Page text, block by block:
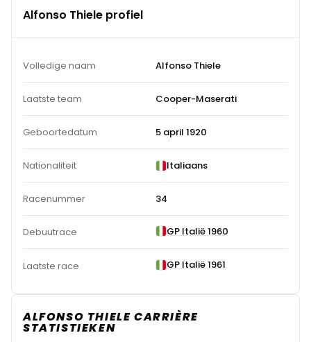
Alfonso Thiele profiel
Volledige naam Alfonso Thiele
Laatste team Cooper-Maserati
Geboortedatum 5 april 1920
Nationaliteit Italiaans
Racenummer 34
Debuutrace GP Italië 1960
Laatste race GP Italië 1961
ALFONSO THIELE CARRIÈRE
STATISTIEKEN